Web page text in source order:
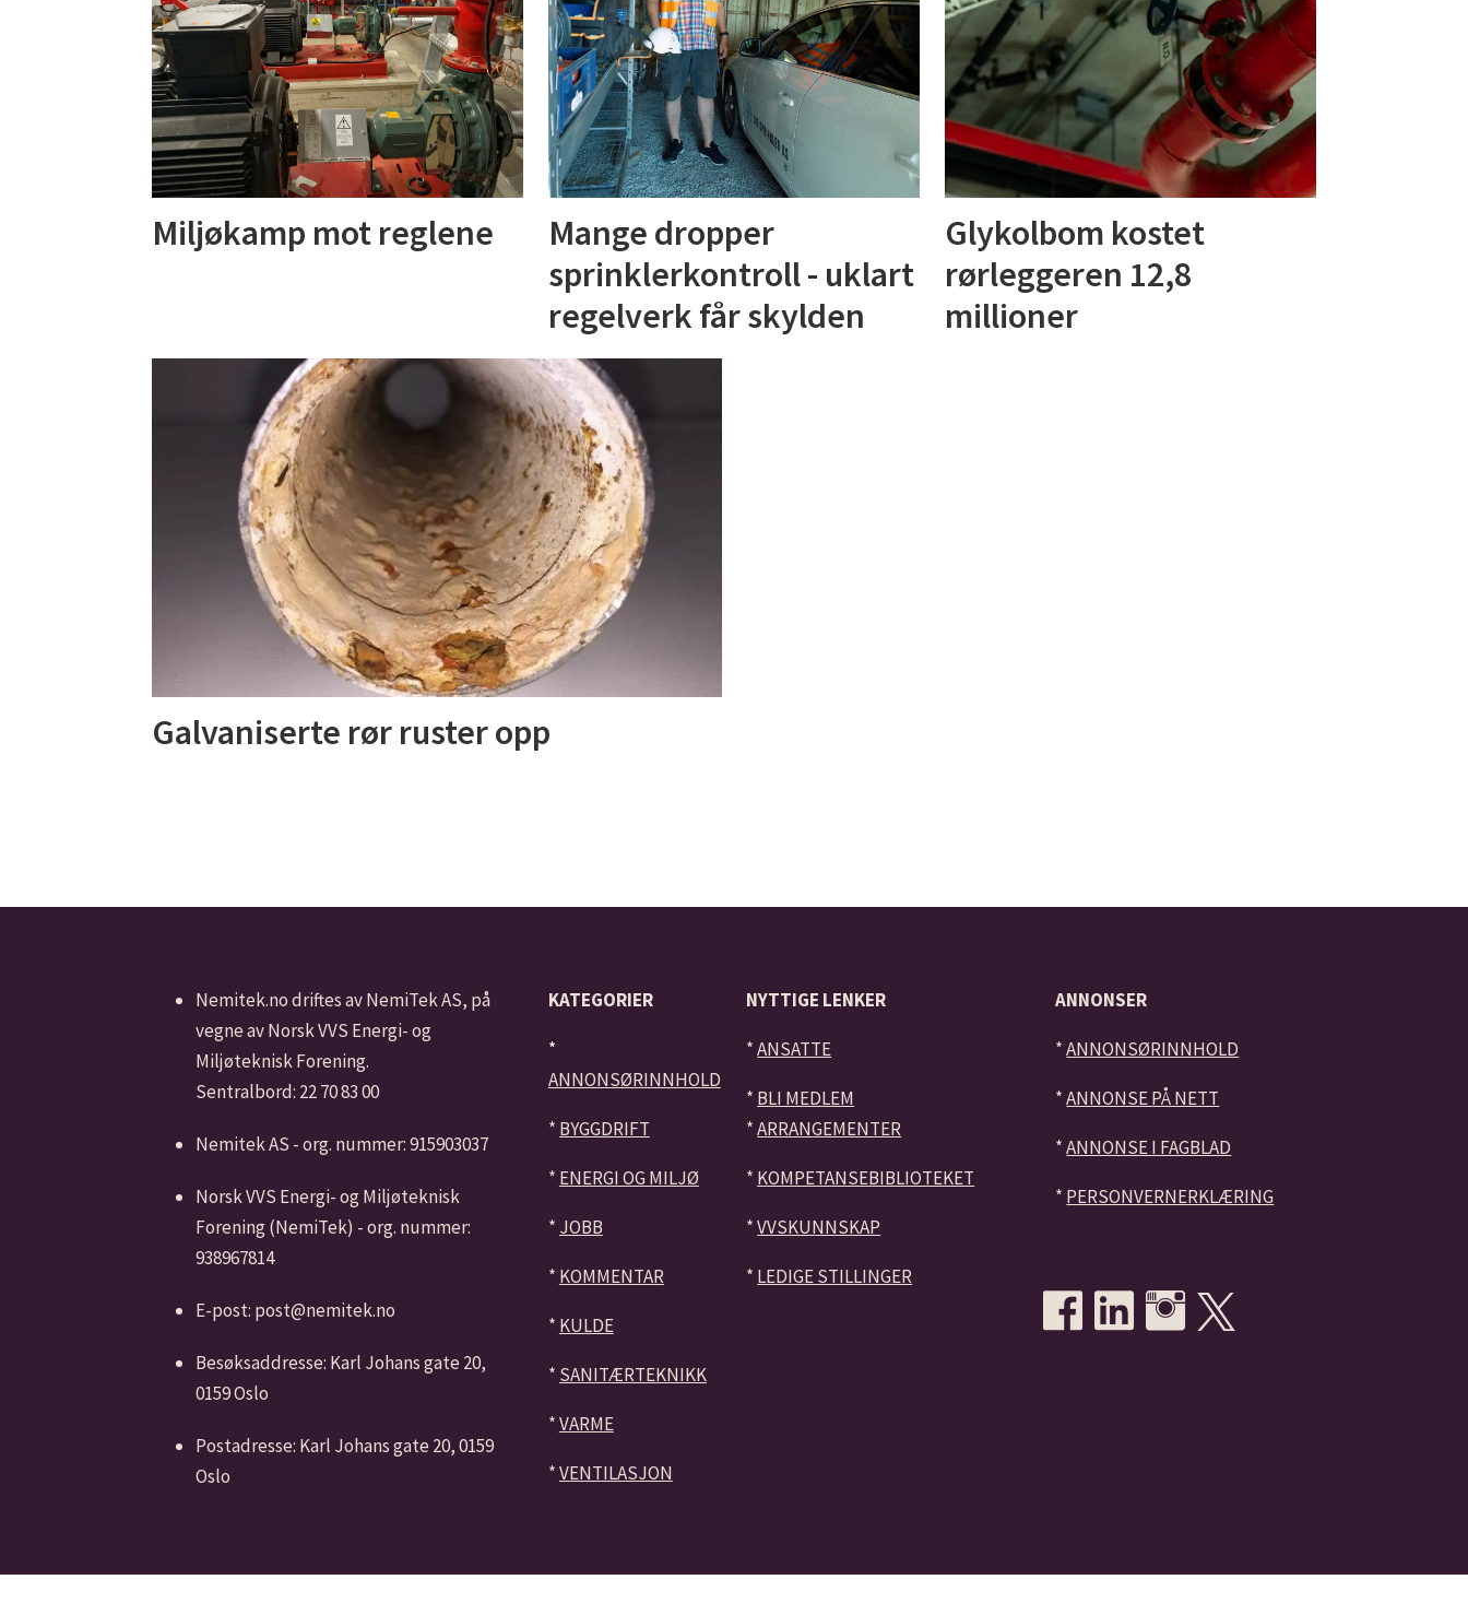
Miljøkamp mot reglene
Mange dropper
sprinklerkontroll - uklart
regelverk får skylden
Glykolbom kostet
rørleggeren 12,8
millioner
Galvaniserte rør ruster opp
Nemitek.no driftes av NemiTek AS, på
vegne av Norsk VVS Energi- og
Miljøteknisk Forening.
Sentralbord: 22 70 83 00
Nemitek AS - org. nummer: 915903037
Norsk VVS Energi- og Miljøteknisk
Forening (NemiTek) - org. nummer:
938967814
E-post: post@nemitek.no
Besøksaddresse: Karl Johans gate 20,
0159 Oslo
Postadresse: Karl Johans gate 20, 0159
Oslo
KATEGORIER
*
ANNONSØRINNHOLD
* BYGGDRIFT
* ENERGI OG MILJØ
* JOBB
* KOMMENTAR
* KULDE
* SANITÆRTEKNIKK
*VARME
*VENTILASJON
NYTTIGE LENKER
*ANSATTE
* BLI MEDLEM
*ARRANGEMENTER
* KOMPETANSEBIBLIOTEKET
*VVSKUNNSKAP
* LEDIGE STILLINGER
ANNONSER
*ANNONSØRINNHOLD
*ANNONSE PÅ NETT
*ANNONSE I FAGBLAD
* PERSONVERNERKLÆRING